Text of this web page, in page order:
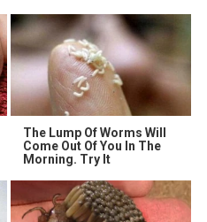
The Lump Of Worms Will
Come Out Of You In The
Morning. Try It